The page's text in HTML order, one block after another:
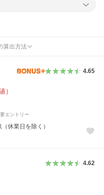
算出方法
4.65
）
要エントリー
休業日を除く）
4.62